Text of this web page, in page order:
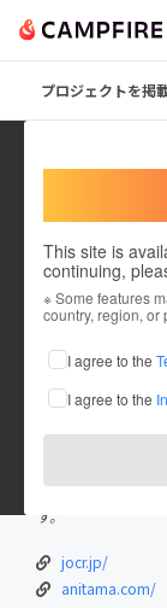
プロジェクトを掲
This site is
continuing,
※ Some features
country, region, or
I agree to the
I agree to the
これまでに3件
在住国：日本 現在
出身国：日本 出身
兵庫県神戸市が本
1MHz・radiko・
す。
jocr.jp/
anitama.com/